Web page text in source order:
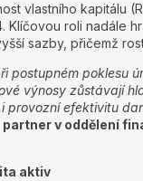
vlastního kapitálu
Klíčovou roli nadále
sazby, přičemž
postupném poklesu
výnosy zůstávají
efektivitu
partner v oddělení
aktiv